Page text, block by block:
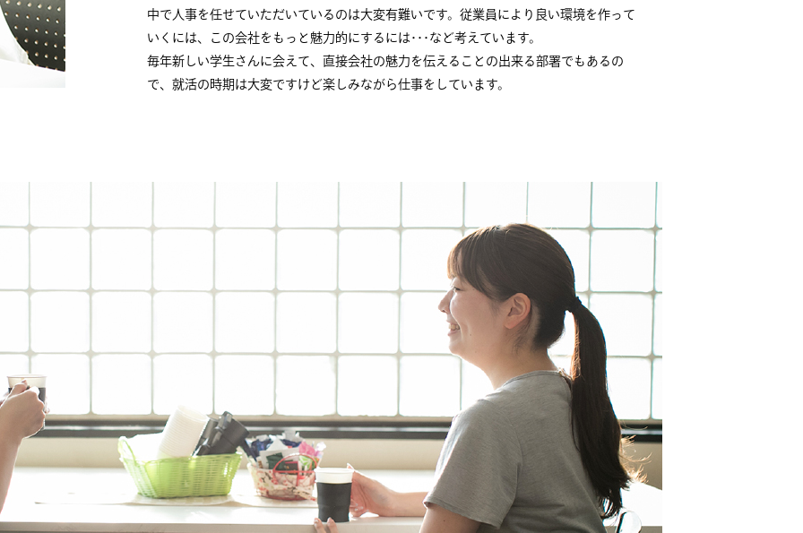
中で人事を任せていただいているのは大変有難いです。従業員により良い環境を作って
いくには、この会社をもっと魅力的にするには･･･など考えています。
毎年新しい学生さんに会えて、直接会社の魅力を伝えることの出来る部署でもあるの
で、就活の時期は大変ですけど楽しみながら仕事をしています。